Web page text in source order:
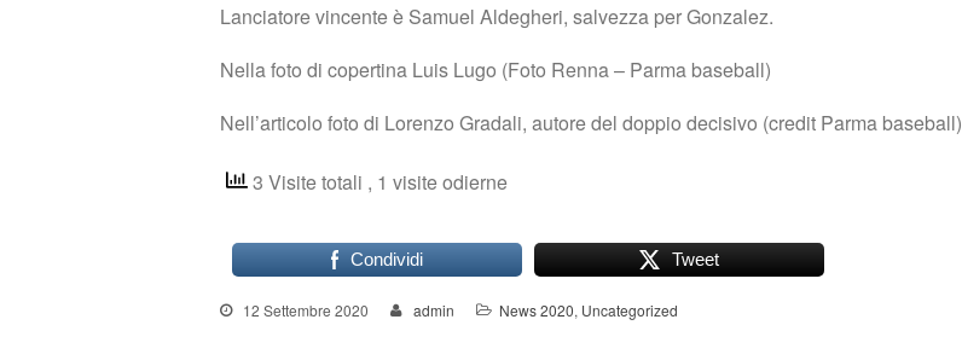
Lanciatore vincente è Samuel Aldegheri, salvezza per Gonzalez.
Nella foto di copertina Luis Lugo (Foto Renna – Parma baseball)
Nell’articolo foto di Lorenzo Gradali, autore del doppio decisivo (credit Parma baseball)
3 Visite totali , 1 visite odierne
Condividi Tweet
12 Settembre 2020 admin News 2020, Uncategorized